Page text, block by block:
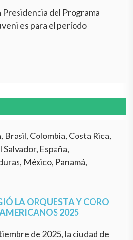
Presidencia del Programa
para el período
Brasil, Colombia, Costa Rica,
Salvador, España,
México, Panamá,
LA ORQUESTA Y CORO
2025
de 2025, la ciudad de